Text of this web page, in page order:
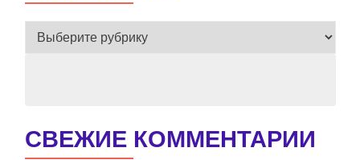
ВЕСЬ
СВЕЖИЕ КОММЕНТАРИИ